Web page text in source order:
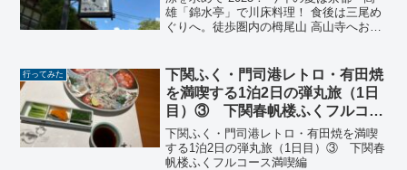
雄「錦水亭」で川床料理！ 食後は三尾め
ぐりへ。徒歩圏内の栂尾山 高山寺へお参
茶エスプーマかき氷をいただきました！
行ってみた
下関ふく・門司港レトロ・有田焼
を満喫する1泊2日の弾丸旅（1日
目）③ 下関春帆楼ふくフルコー
ス満喫編
下関ふく・門司港レトロ・有田焼を満喫
する1泊2日の弾丸旅（1日目）③ 下関春
帆楼ふくフルコース満喫編